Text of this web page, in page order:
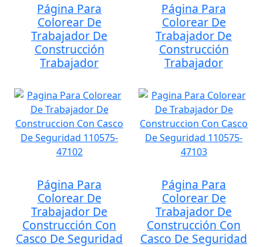
Página Para
Colorear De
Trabajador De
Construcción
Trabajador
Página Para
Colorear De
Trabajador De
Construcción
Trabajador
Página Para
Colorear De
Trabajador De
Construcción Con
Casco De Seguridad
Página Para
Colorear De
Trabajador De
Construcción Con
Casco De Seguridad